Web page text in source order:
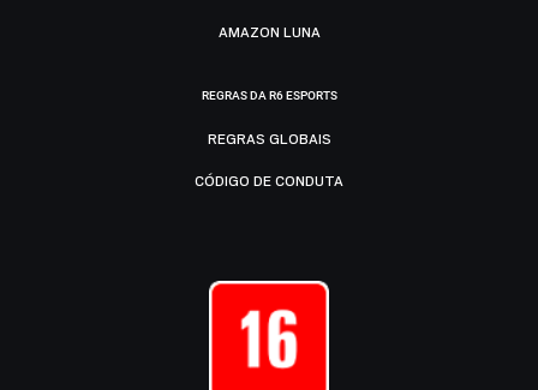
AMAZON LUNA
REGRAS DA R6 ESPORTS
REGRAS GLOBAIS
CÓDIGO DE CONDUTA